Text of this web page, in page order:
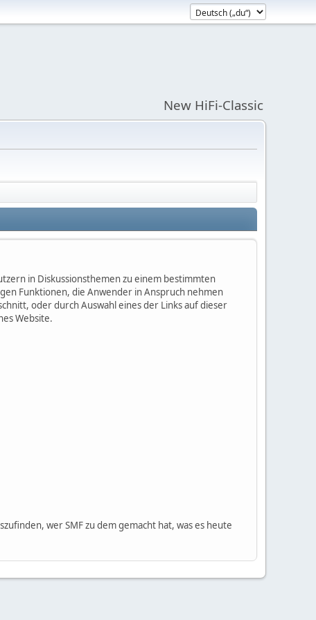
New HiFi-Classic
in Diskussionsthemen zu einem bestimmten
Funktionen, die Anwender in Anspruch nehmen
oder durch Auswahl eines der Links auf dieser
Website.
wer SMF zu dem gemacht hat, was es heute